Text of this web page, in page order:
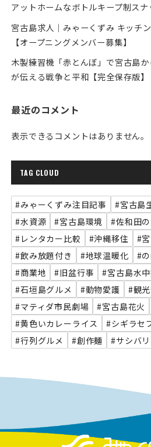
アットホームなボトルキープ制スナ
宮古島求人｜みゃーくずみ キッチ
【オープニングメンバー募集】
木製練習機「赤とんぼ」で宮古島
が伝える戦争と平和【完全保存版】
最近のコメント
表示できるコメントはありません。
TAG CLOUD
#みゃーくずみ注目記事 #宮古島
#水資源
#宮古島環境 #佐和田
#レンタカー比較
#沖縄移住
#
#飲み放題付き
#地球温暖化 #
#商業地
#旧盆行事 #宮古島水
#石垣島グルメ
#動物愛護
#観
#マティダ市民劇場
#宮古島花火
#黄色いカレーライス
#シギラセ
#行列グルメ
#創作麺 #サシバ